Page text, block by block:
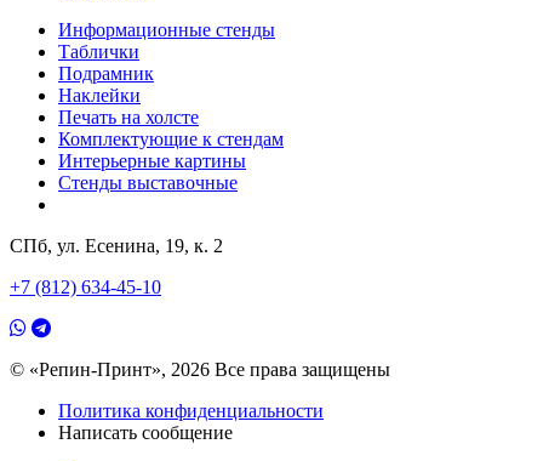
Информационные стенды
Таблички
Подрамник
Наклейки
Печать на холсте
Комплектующие к стендам
Интерьерные картины
Стенды выставочные
СПб, ул. Есенина, 19, к. 2
+7 (812) 634-45-10
© «Репин-Принт», 2026 Все права защищены
Политика конфиденциальности
Написать сообщение